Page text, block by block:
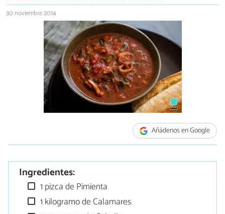
30 noviembre 2014
Añádenos en Google
Ingredientes:
1 pizca de Pimienta
1 kilogramo de Calamares